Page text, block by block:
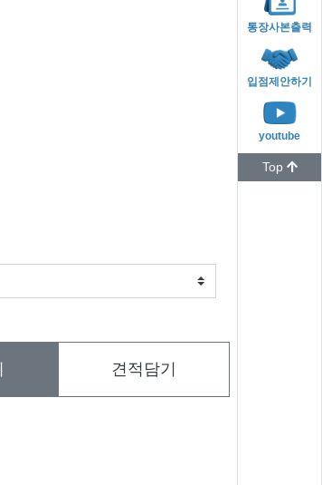
통장사본출력
입점제안하기
youtube
Top
견적담기